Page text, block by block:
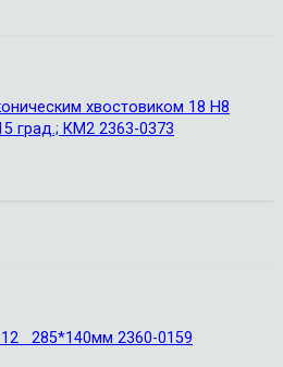
хвостовиком 18 Н8
град.; КМ2 2363-0373
12 285*140мм 2360-0159